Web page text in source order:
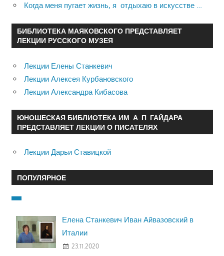
Когда меня пугает жизнь, я отдыхаю в искусстве …
БИБЛИОТЕКА МАЯКОВСКОГО ПРЕДСТАВЛЯЕТ
ЛЕКЦИИ РУССКОГО МУЗЕЯ
Лекции Елены Станкевич
Лекции Алексея Курбановского
Лекции Александра Кибасова
ЮНОШЕСКАЯ БИБЛИОТЕКА ИМ. А. П. ГАЙДАРА
ПРЕДСТАВЛЯЕТ ЛЕКЦИИ О ПИСАТЕЛЯХ
Лекции Дарьи Ставицкой
ПОПУЛЯРНОЕ
Елена Станкевич Иван Айвазовский в
Италии
23.11.2020